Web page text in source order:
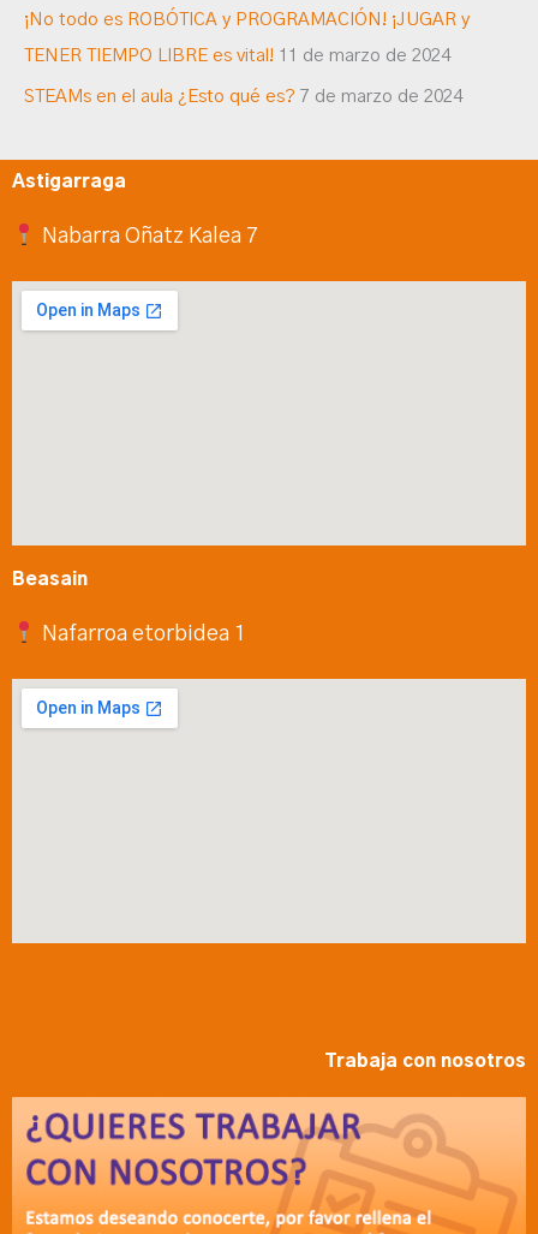
¡No todo es ROBÓTICA y PROGRAMACIÓN! ¡JUGAR y
TENER TIEMPO LIBRE es vital! 11 de marzo de 2024
STEAMs en el aula ¿Esto qué es? 7 de marzo de 2024
Astigarraga
Nabarra Oñatz Kalea 7
Beasain
Nafarroa etorbidea 1
Trabaja con nosotros